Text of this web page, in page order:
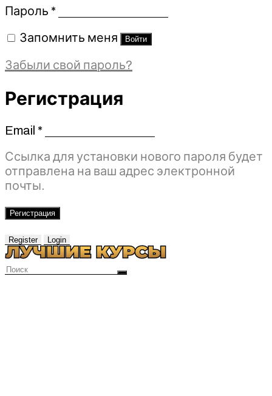
Пароль *Обязательно
Запомнить меня Войти
Забыли свой пароль?
Регистрация
Email *Обязательно
Ссылка для установки нового пароля будет
отправлена ​​на ваш адрес электронной
почты.
Регистрация
Register Login